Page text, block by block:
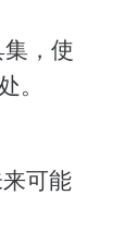
，使
。
可能